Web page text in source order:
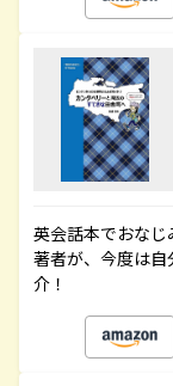
英会話本でおな
著者が、今度は
介！